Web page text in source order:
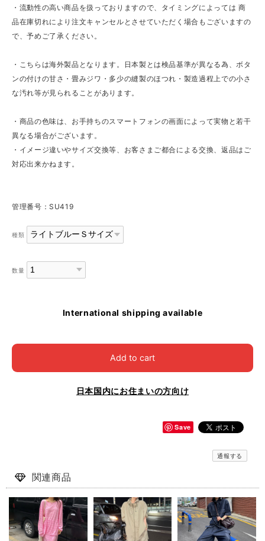
・流動性の高い商品を扱っておりますので、タイミングによっては 商
品在庫切れにより注文キャンセルとさせていただく場合もございますの
で、予めご了承ください。
・こちらは海外製品となります。日本製とは検品基準が異なる為、ボタ
ンの付けの甘さ・畳みジワ・多少の縫製のほつれ・製造過程上での小さ
な汚れ等が見られることがあります。
・商品の色味は、お手持ちのスマートフォンの画面によって実物と若干
異なる場合がございます。
・イメージ違いやサイズ交換等、お客さまご都合による交換、返品はご
対応出来かねます。
管理番号：SU419
種類
数量
International shipping available
Add to cart
日本国内にお住まいの方向け
Save
通報する
関連商品